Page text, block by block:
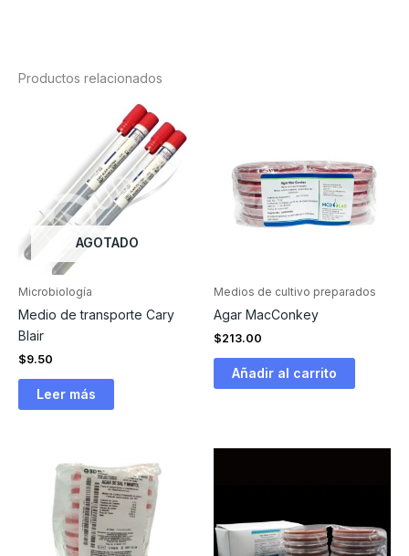
Productos relacionados
AGOTADO
Microbiología
Medio de transporte Cary
Blair
$9.50
Leer más
Medios de cultivo preparados
Agar MacConkey
$213.00
Añadir al carrito